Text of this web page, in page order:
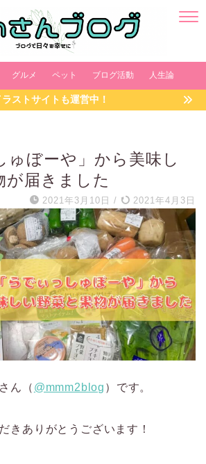
グルメ ペット ブログ活動 人生論
ラストサイトも運営中！
ゅぼーや」から美味し
が届きました
2021年3月10日 / 2021年4月3日
ん（ @mmm2blog ）です。
きありがとうございます！